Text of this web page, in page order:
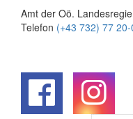
Amt der Oö.
Telefon (+43 732) 77 20-